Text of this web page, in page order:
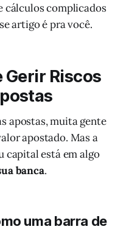
cálculos complicados
artigo é pra você.
Gerir Riscos
apostas, muita gente
apostado. Mas a
capital está em algo
banca.
uma barra de